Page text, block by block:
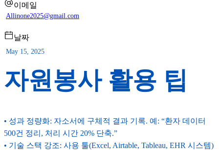
이메일
Allinone2025@gmail.com
날짜
May 15, 2025
자원봉사 활용 팁
• 성과 정량화: 자소서에 구체적 결과 기록. 예: “환자 데이터
500건 정리, 처리 시간 20% 단축.”
• 기술 스택 강조: 사용 툴(Excel, Airtable, Tableau, EHR 시스템)